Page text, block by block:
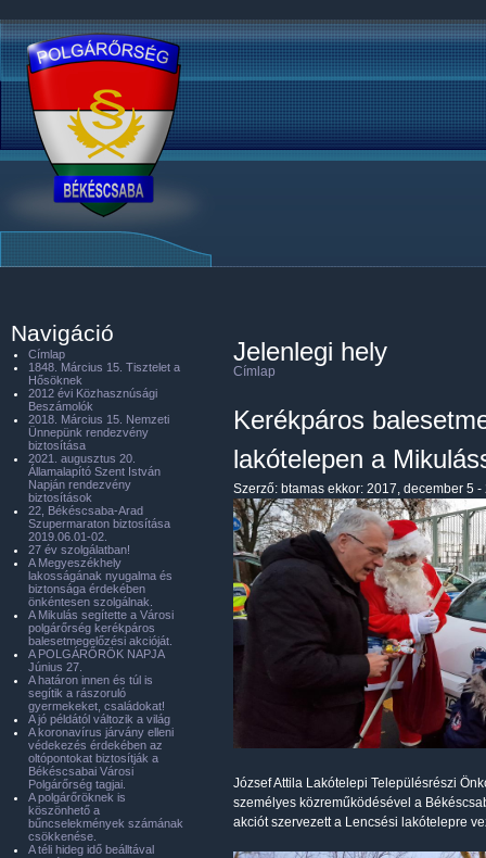
Jelenlegi hely
Címlap
Kerékpáros
lakótelepen a
Szerző: btamas ekkor: 2017, december 5 -
József Attila Lakótelepi Településrészi
személyes közreműködésével a
akciót szervezett a Lencsési lakótelepre
Navigáció
Címlap
1848. Március 15. Tisztelet a
Hősöknek
2012 évi Közhasznúsági
Beszámolók
2018. Március 15. Nemzeti
Ünnepünk rendezvény
biztosítása
2021. augusztus 20.
Államalapító Szent István
Napján rendezvény
biztosítások
22, Békéscsaba-Arad
Szupermaraton biztosítása
2019.06.01-02.
27 év szolgálatban!
A Megyeszékhely
lakosságának nyugalma és
biztonsága érdekében
önkéntesen szolgálnak.
A Mikulás segítette a Városi
polgárőrség kerékpáros
balesetmegelőzési akcióját.
A POLGÁRŐRÖK NAPJA
Június 27.
A határon innen és túl is
segítik a rászoruló
gyermekeket, családokat!
A jó példától változik a világ
A koronavírus járvány elleni
védekezés érdekében az
oltópontokat biztosítják a
Békéscsabai Városi
Polgárőrség tagjai.
A polgárőröknek is
köszönhető a
bűncselekmények számának
csökkenése.
A téli hideg idő beálltával